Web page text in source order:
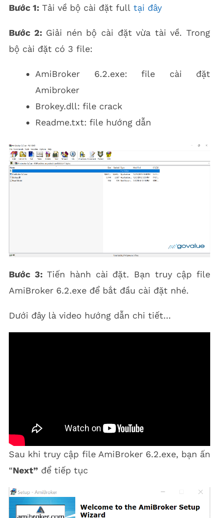
Bước 1: Tải về bộ cài đặt full tại đây
Bước 2:Giải nén bộ cài đặt vừa tài về. Trong
bộ cài đặt có 3 file:
AmiBroker 6.2.exe: file cài đặt
Amibroker
Brokey.dll: file crack
Readme.txt: file hướng dẫn
Bước 3:Tiến hành cài đặt. Bạn truy cập file
AmiBroker 6.2.exe để bắt đầu cài đặt nhé.
Dưới đây là video hướng dẫn chi tiết…
Sau khi truy cập file AmiBroker 6.2.exe, bạn ấn
“Next” để tiếp tục